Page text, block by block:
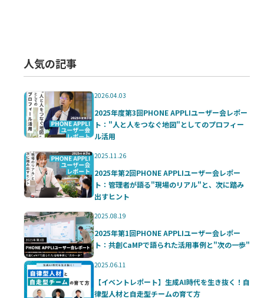
人気の記事
2026.04.03
2025年度第3回PHONE APPLIユーザー会レポー
ト："人と人をつなぐ地図"としてのプロフィー
ル活用
2025.11.26
2025年第2回PHONE APPLIユーザー会レポー
ト：管理者が語る"現場のリアル"と、次に踏み
出すヒント
2025.08.19
2025年第1回PHONE APPLIユーザー会レポー
ト：共創CaMPで語られた活用事例と"次の一歩"
2025.06.11
【イベントレポート】生成AI時代を生き抜く！自
律型人材と自走型チームの育て方